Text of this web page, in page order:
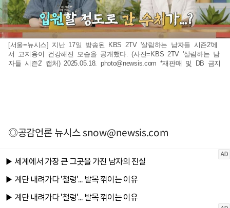
[서울=뉴시스] 지난 17일 방송된 KBS 2TV '살림하는 남자들 시즌2'에
서 고지용이 건강해진 모습을 공개했다. (사진=KBS 2TV '살림하는 남
자들 시즌2' 캡처) 2025.05.18. photo@newsis.com *재판매 및 DB 금지
◎공감언론 뉴시스snow@newsis.com